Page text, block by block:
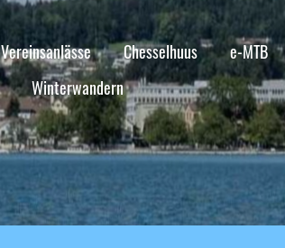
Vereinsanlässe Chesselhuus e-MTB
Winterwandern